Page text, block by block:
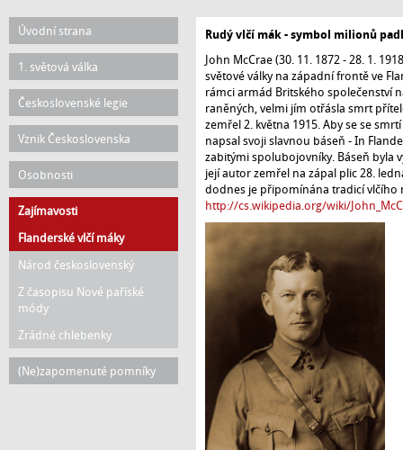
Hlavní
navigace
Úvodní strana
1. světová válka
Československé legie
Vznik Československa
Osobnosti
Zajímavosti
Flanderské vlčí máky
Národ československý
Z časopisu Nové paříské
módy
Zrádné chlebenky
(Ne)zapomenuté pomníky
Rudý vlčí mák - symbol milionů
John McCrae (30. 11. 1872 - 28. 1.
světové války na západní frontě ve
rámci armád Britského společenství
raněných, velmi jím otřásla smrt
zemřel 2. května 1915. Aby se se
napsal svoji slavnou báseň - In
zabitými spolubojovníky. Báseň byla
její autor zemřel na zápal plic 28.
dodnes je připomínána tradicí vlčího
http://cs.wikipedia.org/wiki/